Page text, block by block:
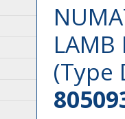
LAMB
(Type